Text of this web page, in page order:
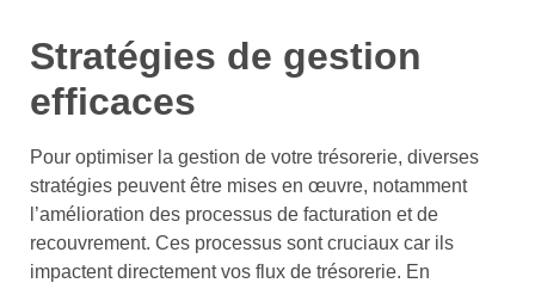
Stratégies de gestion
efficaces
Pour optimiser la gestion de votre trésorerie, diverses
stratégies peuvent être mises en œuvre, notamment
l’amélioration des processus de facturation et de
recouvrement. Ces processus sont cruciaux car ils
impactent directement vos flux de trésorerie. En